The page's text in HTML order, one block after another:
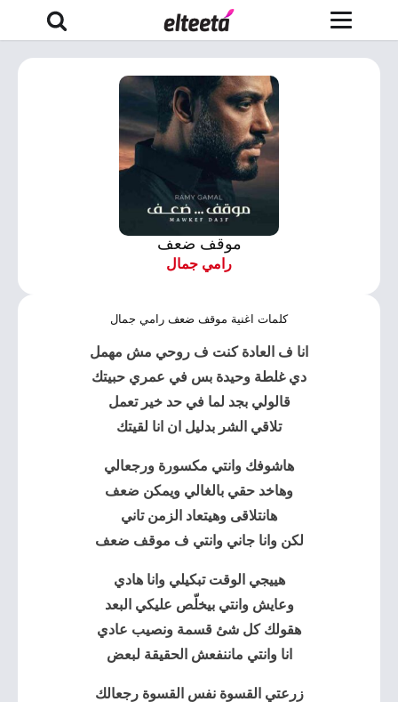
موقف ضعف
رامي جمال
كلمات اغنية موقف ضعف رامي جمال
انا ف العادة كنت ف روحي مش مهمل
دي غلطة وحيدة بس في عمري حبيتك
قالولي بجد لما في حد خير تعمل
تلاقي الشر بدليل ان انا لقيتك
هاشوفك وانتي مكسورة ورجعالي
وهاخد حقي بالغالي ويمكن ضعف
هانتلاقى وهيتعاد الزمن تاني
لكن وانا جاني وانتي ف موقف ضعف
هييجي الوقت تبكيلي وانا هادي
وعايش وانتي بيخلّص عليكي البعد
هقولك كل شئ قسمة ونصيب عادي
انا وانتي ماننفعش الحقيقة لبعض
زرعتي القسوة نفس القسوة رجعالك